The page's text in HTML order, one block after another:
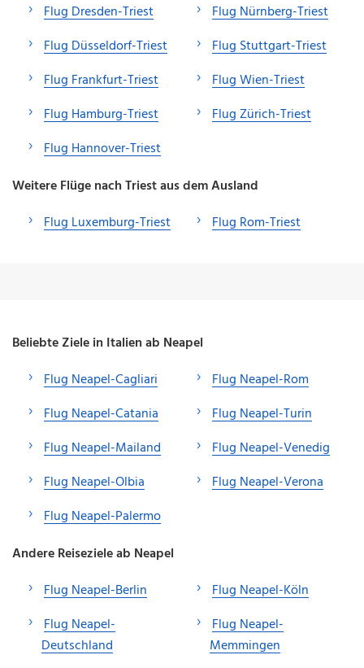
Flug Dresden-Triest
Flug Düsseldorf-Triest
Flug Frankfurt-Triest
Flug Hamburg-Triest
Flug Hannover-Triest
Flug Nürnberg-Triest
Flug Stuttgart-Triest
Flug Wien-Triest
Flug Zürich-Triest
Weitere Flüge nach Triest aus dem Ausland
Flug Luxemburg-Triest
Flug Rom-Triest
Beliebte Ziele in Italien ab Neapel
Flug Neapel-Cagliari
Flug Neapel-Catania
Flug Neapel-Mailand
Flug Neapel-Olbia
Flug Neapel-Palermo
Flug Neapel-Rom
Flug Neapel-Turin
Flug Neapel-Venedig
Flug Neapel-Verona
Andere Reiseziele ab Neapel
Flug Neapel-Berlin
Flug Neapel-
Deutschland
Flug Neapel-Köln
Flug Neapel-
Memmingen